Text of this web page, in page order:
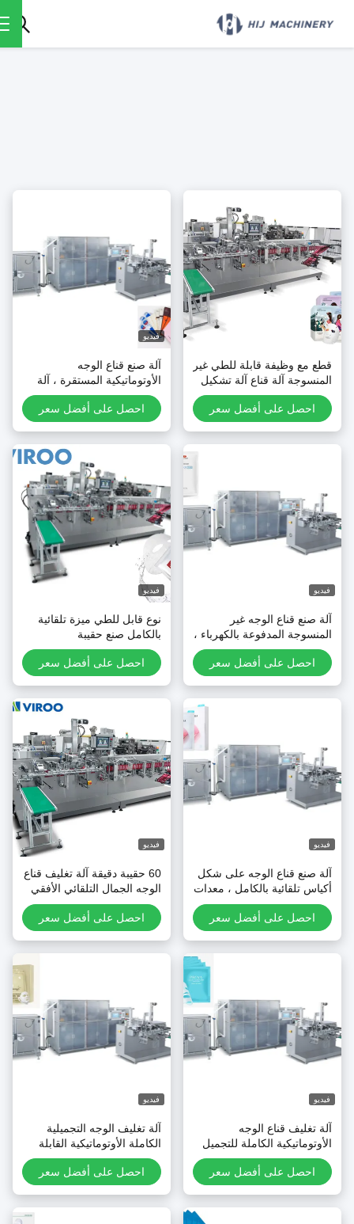
مع وظيفة قابلة للطي غير
آلة قناع آلة تشكيل
الوجه التلقائي
احصل على أفضل سعر
فيديو
آلة صنع قناع الوجه
الأوتوماتيكية المستقرة ، آلة
صنع القناع غير المنسوج
احصل على أفضل سعر
صنع قناع الوجه غير
المدفوعة بالكهرباء ،
تغليف القناع الأربعة
احصل على أفضل سعر
نوع قابل للطي ميزة تلقائية
بالكامل صنع حقيبة
مستحضرات التجميل قناع
الوجه آلة التعبئة
احصل على أفضل سعر
صنع قناع الوجه على شكل
تلقائية بالكامل ، معدات
قناع العناية بالبشرة
احصل على أفضل سعر
60 حقيبة دقيقة آلة تغليف قناع
الوجه الجمال التلقائي الأفقي
احصل على أفضل سعر
تغليف قناع الوجه
الكاملة للتجميل
احصل على أفضل سعر
آلة تغليف الوجه التجميلية
الكاملة الأوتوماتيكية القابلة
للطي متعددة الوظائف
احصل على أفضل سعر